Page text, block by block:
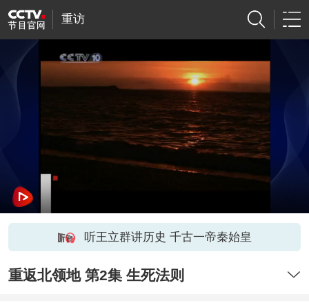
重访
听王立群讲历史 千古一帝秦始皇
重返北领地 第2集 生死法则